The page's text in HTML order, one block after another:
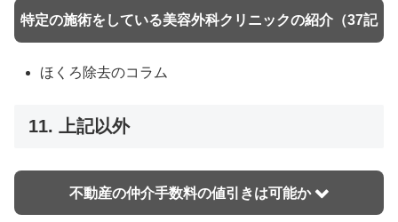
特定の施術をしている美容外科クリニックの紹介（37記
福岡、佐賀
ほくろ除去のコラム
11. 上記以外
不動産の仲介手数料の値引きは可能か